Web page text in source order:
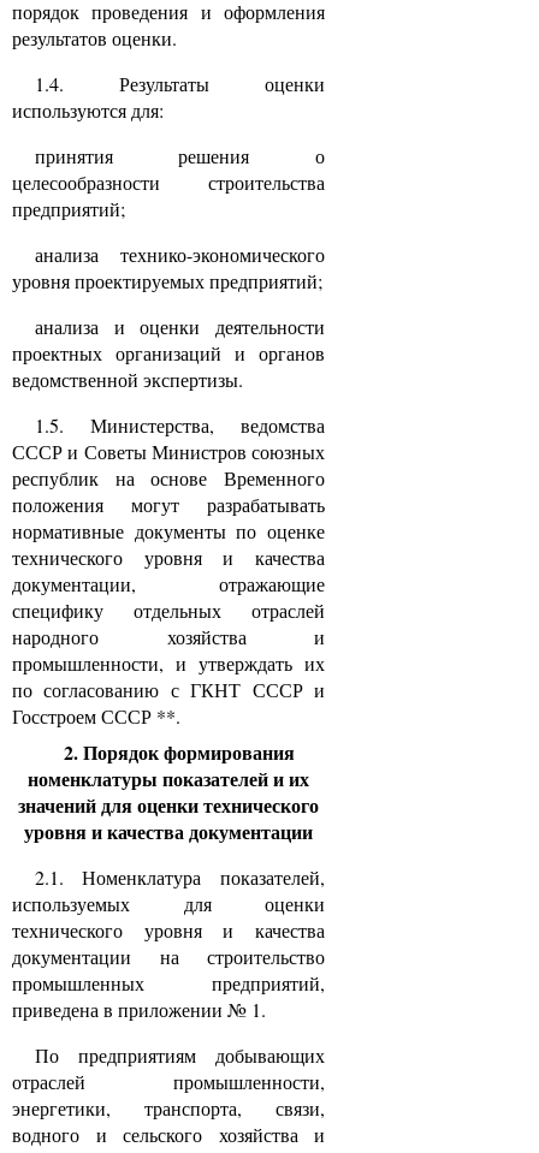
порядок проведения и оформления
результатов оценки.
1.4. Результаты оценки
используются для:
принятия решения о
целесообразности строительства
предприятий;
анализа технико-экономического
уровня проектируемых предприятий;
анализа и оценки деятельности
проектных организаций и органов
ведомственной экспертизы.
1.5. Министерства, ведомства
СССР и Советы Министров союзных
республик на основе Временного
положения могут разрабатывать
нормативные документы по оценке
технического уровня и качества
документации, отражающие
специфику отдельных отраслей
народного хозяйства и
промышленности, и утверждать их
по согласованию с ГКНТ СССР и
Госстроем СССР **.
2. Порядок формирования
номенклатуры показателей и их
значений для оценки технического
уровня и качества документации
2.1. Номенклатура показателей,
используемых для оценки
технического уровня и качества
документации на строительство
промышленных предприятий,
приведена в приложении № 1.
По предприятиям добывающих
отраслей промышленности,
энергетики, транспорта, связи,
водного и сельского хозяйства и